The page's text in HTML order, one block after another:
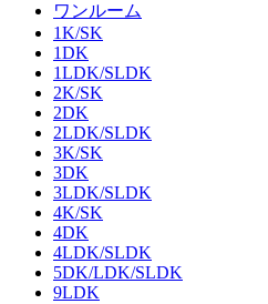
ワンルーム
1K/SK
1DK
1LDK/SLDK
2K/SK
2DK
2LDK/SLDK
3K/SK
3DK
3LDK/SLDK
4K/SK
4DK
4LDK/SLDK
5DK/LDK/SLDK
9LDK